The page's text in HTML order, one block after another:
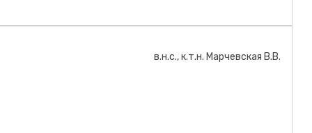
в.н.с., к.т.н. Марчевская В.В.